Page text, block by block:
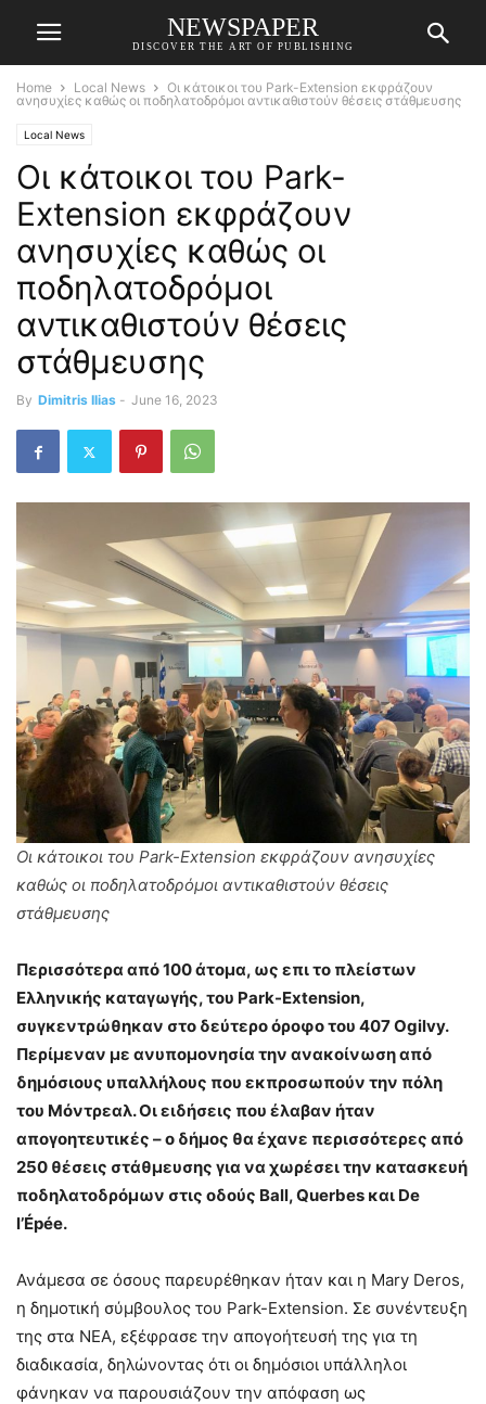
NEWSPAPER
DISCOVER THE ART OF PUBLISHING
Home Local News
Οι κάτοικοι του Park-Extension εκφράζουν
ανησυχίες καθώς οι ποδηλατοδρόμοι αντικαθιστούν θέσεις στάθμευσης
Local News
Οι κάτοικοι του Park-
Extension εκφράζουν
ανησυχίες καθώς οι
ποδηλατοδρόμοι
αντικαθιστούν θέσεις
στάθμευσης
By Dimitris Ilias - June 16, 2023
Οι κάτοικοι του Park-Extension εκφράζουν ανησυχίες
καθώς οι ποδηλατοδρόμοι αντικαθιστούν θέσεις
στάθμευσης
Περισσότερα από 100 άτομα, ως επι το πλείστων
Ελληνικής καταγωγής, του Park-Extension,
συγκεντρώθηκαν στο δεύτερο όροφο του 407 Ogilvy.
Περίμεναν με ανυπομονησία την ανακοίνωση από
δημόσιους υπαλλήλους που εκπροσωπούν την πόλη
του Μόντρεαλ. Οι ειδήσεις που έλαβαν ήταν
απογοητευτικές – ο δήμος θα έχανε περισσότερες από
250 θέσεις στάθμευσης για να χωρέσει την κατασκευή
ποδηλατοδρόμων στις οδούς Ball, Querbes και De
l’Épée.
Ανάμεσα σε όσους παρευρέθηκαν ήταν και η Mary Deros,
η δημοτική σύμβουλος του Park-Extension. Σε συνέντευξη
της στα ΝΕΑ, εξέφρασε την απογοήτευσή της για τη
διαδικασία, δηλώνοντας ότι οι δημόσιοι υπάλληλοι
φάνηκαν να παρουσιάζουν την απόφαση ως